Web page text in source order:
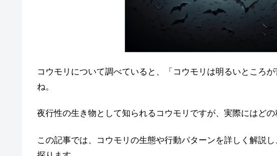
コウモリについて調べていると、「コウモリは明るいところ
ね。
夜行性の生き物として知られるコウモリですが、実際にはど
この記事では、コウモリの生態や行動パターンを詳しく解説